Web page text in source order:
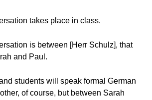
takes place in class.
is between [Herr Schulz], that
and Paul.
students will speak formal German
of course, but between Sarah